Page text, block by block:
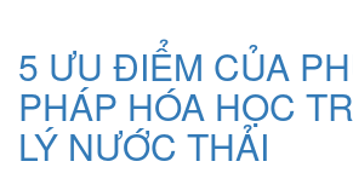
5 ƯU ĐIỂM CỦA
PHÁP HÓA HỌC
LÝ NƯỚC THẢI